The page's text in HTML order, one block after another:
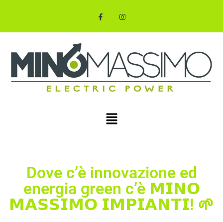
Dove c’è innovazione ed
energia green c’è 𝗠𝗜𝗡𝗢
𝗠𝗔𝗦𝗦𝗜𝗠𝗢 𝗜𝗠𝗣𝗜𝗔𝗡𝗧𝗜! 🌱